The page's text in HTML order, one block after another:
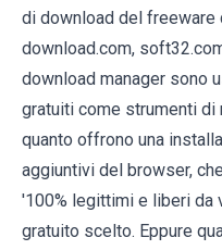
di download del freeware
download.com,
download manager sono
gratuiti come strumenti
quanto offrono una
aggiuntivi del browser,
'100% legittimi e liberi da
gratuito scelto. Eppure